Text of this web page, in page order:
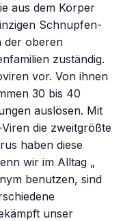
aus dem Körper
Schnupfen-
der oberen
zuständig.
vor. Von ihnen
30 bis 40
auslösen. Mit
die zweitgrößte
haben diese
wir im Alltag „
benutzen, sind
unser